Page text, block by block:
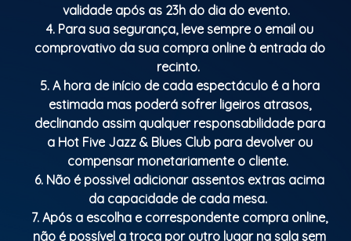
validade após as 23h do dia do evento.
4. Para sua segurança, leve sempre o email ou
comprovativo da sua compra online à entrada do
recinto.
5. A hora de início de cada espectáculo é a hora
estimada mas poderá sofrer ligeiros atrasos,
declinando assim qualquer responsabilidade para
a Hot Five Jazz & Blues Club para devolver ou
compensar monetariamente o cliente.
6. Não é possivel adicionar assentos extras acima
da capacidade de cada mesa.
7. Após a escolha e correspondente compra online,
não é possível a troca por outro lugar na sala sem